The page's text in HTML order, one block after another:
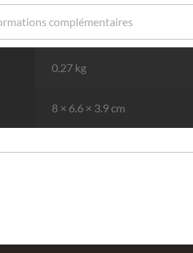
complémentaires
0.27 kg
8 × 6.6 × 3.9 cm